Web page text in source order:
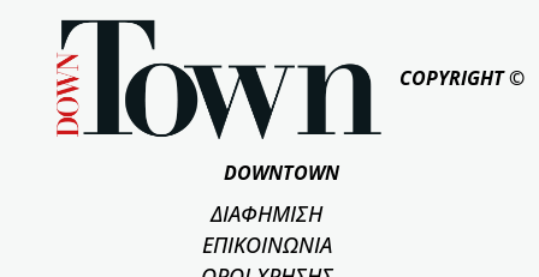
COPYRIGHT ©
DOWNTOWN
ΔΙΑΦΗΜΙΣΗ
ΕΠΙΚΟΙΝΩΝΙΑ